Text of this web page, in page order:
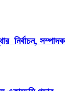
নির্বাচন, সম্পাদক